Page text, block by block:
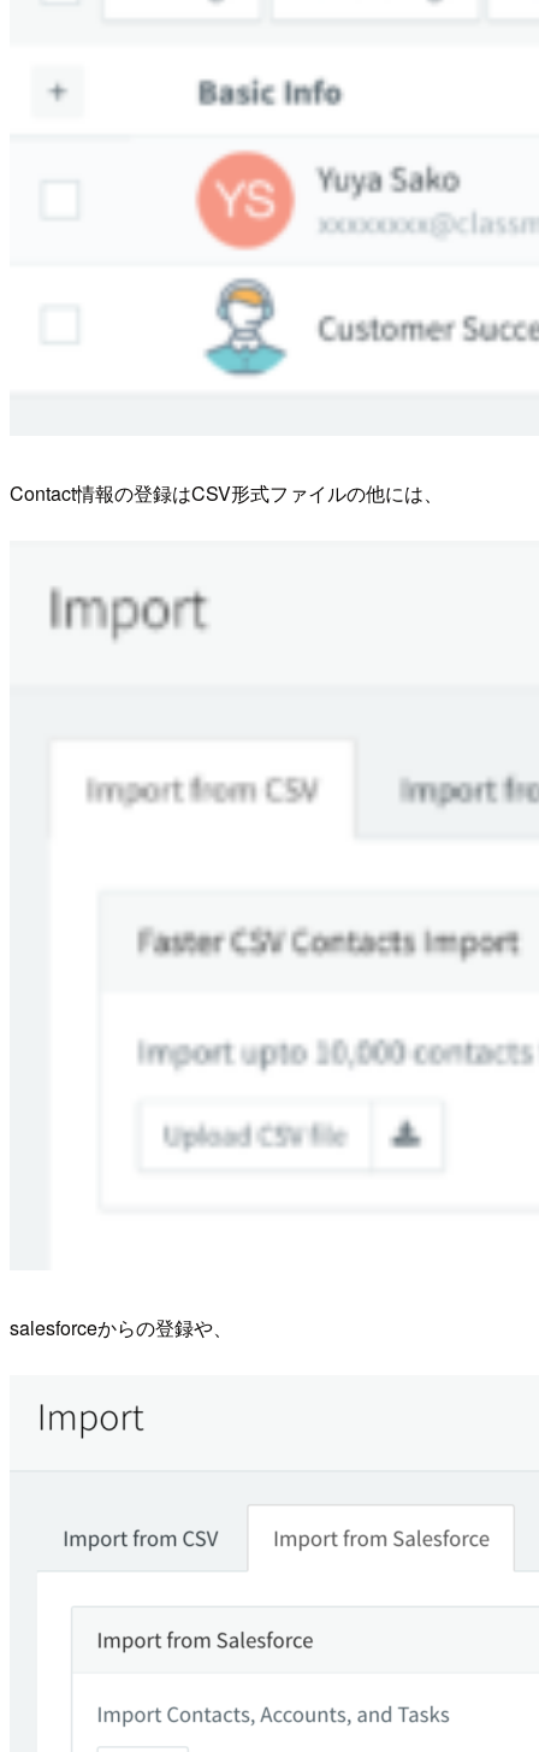
Contact情報の登録はCSV形式ファイルの他には、
salesforceからの登録や、